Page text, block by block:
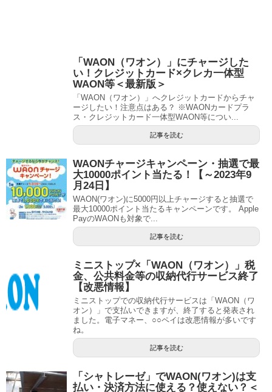
「WAON（ワオン）」にチャージした
い！クレジットカード×クレカ一体型
WAON等＜最新版＞
「WAON（ワオン）」へクレジットカードからチャ
ージしたい！注意点はある？ ※WAONカードプラ
ス・クレジットカード一体型WAON等につい...
記事を読む
WAONチャージキャンペーン・抽選で最
大10000ポイント当たる！【～2023年9
月24日】
WAON(ワオン)に5000円以上チャージすると抽選で
最大10000ポイント当たるキャンペーンです。 Apple
PayのWAONも対象で...
記事を読む
ミニストップ×「WAON（ワオン）」税
金、公共料金等の収納代行サービス終了
【改悪情報】
ミニストップでの収納代行サービスは「WAON（ワ
オン）」で支払いできますが、終了すると発表され
ました。電子マネー、○○ペイは改悪情報が多いです
ね。
記事を読む
「シャトレーゼ」でWAON(ワオン)は支
払い・決済方法に使える？使えない？＜